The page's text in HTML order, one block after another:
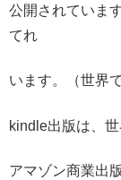
公開されていま
てれ
います。（世界
kindle出版は、
アマゾン商業